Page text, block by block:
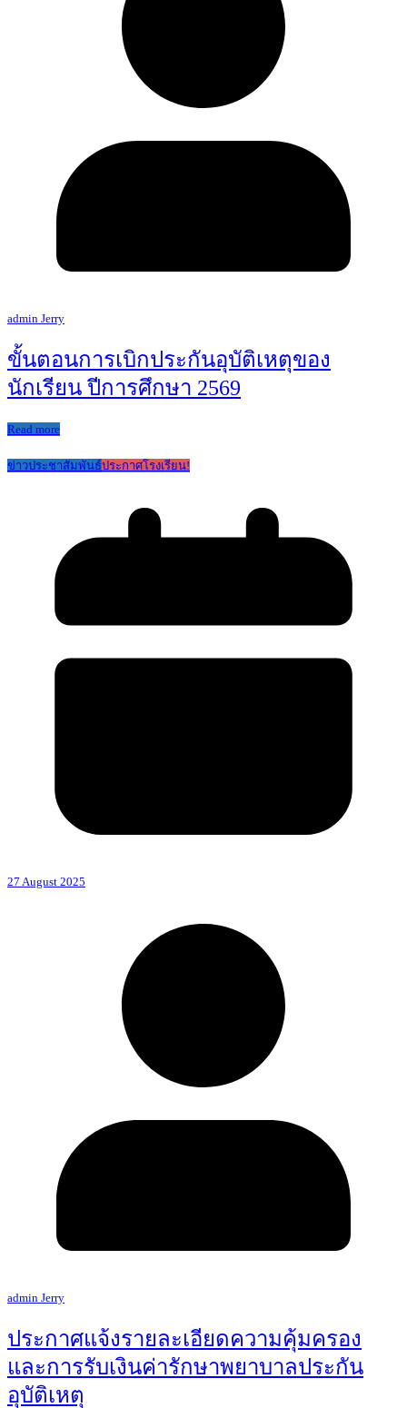
admin Jerry
ขั้นตอนการเบิกประกันอุบัติเหตุของ
นักเรียน ปีการศึกษา 2569
Read more
ข่าวประชาสัมพันธ์ประกาศโรงเรียน!
27 August 2025
admin Jerry
ประกาศแจ้งรายละเอียดความคุ้มครอง
และการรับเงินค่ารักษาพยาบาลประกัน
อุบัติเหตุ